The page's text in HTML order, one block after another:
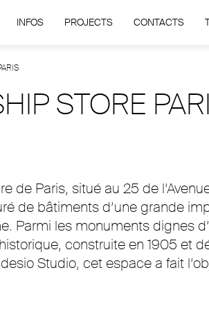
INFOS PROJECTS CONTACTS
STORE
de Paris, situé au 25 de
de bâtiments d’une grande
Parmi les monuments dignes
construite en 1905 et
Studio, cet espace a fait